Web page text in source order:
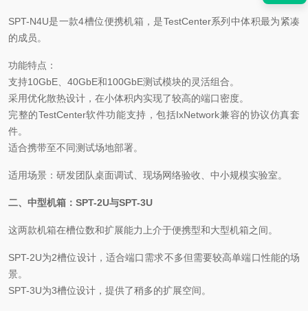
SPT-N4U是一款4槽位便携机箱，是TestCenter系列中体积最为紧凑
的成员。
功能特点：
支持10GbE、40GbE和100GbE测试模块的灵活组合。
采用优化散热设计，在小体积内实现了较高的端口密度。
完整的TestCenter软件功能支持，包括IxNetwork兼容的协议仿真套
件。
适合携带至不同测试场地部署。
适用场景：研发团队桌面调试、现场网络验收、中小规模实验室。
二、中型机箱：SPT-2U与SPT-3U
这两款机箱在槽位数和扩展能力上介于便携型和大型机箱之间。
SPT-2U为2槽位设计，适合端口需求不多但需要较高单端口性能的场
景。
SPT-3U为3槽位设计，提供了稍多的扩展空间。